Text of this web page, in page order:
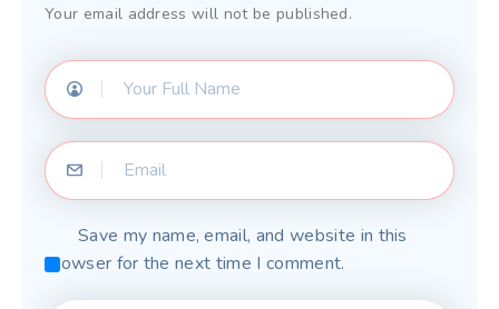
Your email address will not be published.
Save my name, email, and website in this
browser for the next time I comment.